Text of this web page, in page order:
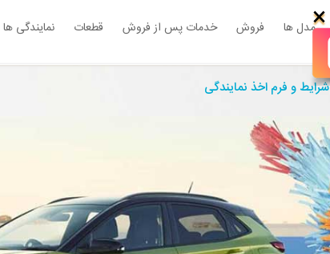
مدل ها فروش خدمات پس از فروش قطعات نمایندگی ها ×
شرایط و فرم اخذ نمایندگی